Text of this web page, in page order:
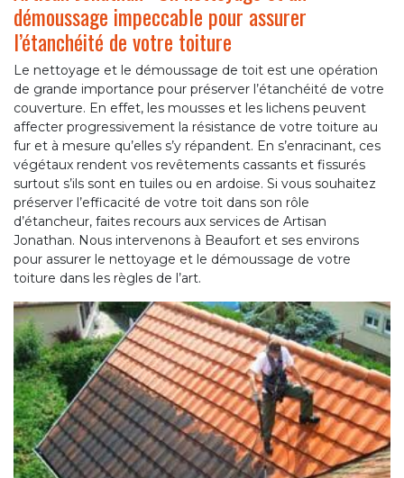
démoussage impeccable pour assurer
l’étanchéité de votre toiture
Le nettoyage et le démoussage de toit est une opération
de grande importance pour préserver l’étanchéité de votre
couverture. En effet, les mousses et les lichens peuvent
affecter progressivement la résistance de votre toiture au
fur et à mesure qu’elles s’y répandent. En s’enracinant, ces
végétaux rendent vos revêtements cassants et fissurés
surtout s’ils sont en tuiles ou en ardoise. Si vous souhaitez
préserver l’efficacité de votre toit dans son rôle
d’étancheur, faites recours aux services de Artisan
Jonathan. Nous intervenons à Beaufort et ses environs
pour assurer le nettoyage et le démoussage de votre
toiture dans les règles de l’art.